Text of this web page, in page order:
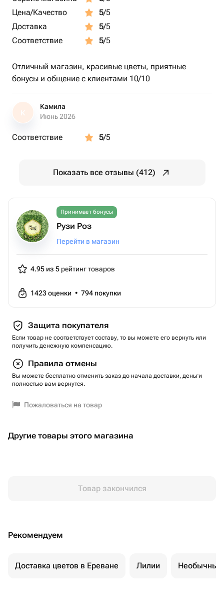
Цена/Качество
5/5
Доставка
5/5
Соответствие
5/5
Отличный магазин, красивые цветы, приятные
бонусы и общение с клиентами 10/10
К
Камила
Июнь 2026
Соответствие 5/5
Показать все отзывы (412)
Принимает бонусы
Рузи Роз
Перейти в магазин
4.95 из 5 рейтинг товаров
1423оценки • 794 покупки
Защита покупателя
Если товар не соответствует составу, то вы можете его вернуть или
получить денежную компенсацию.
Правила отмены
Вы можете бесплатно отменить заказ до начала доставки, деньги
полностью вам вернутся.
Пожаловаться на товар
Другие товары этого магазина
Товар закончился
Рекомендуем
Доставка цветов в Ереване Лилии Необычные